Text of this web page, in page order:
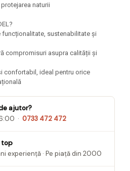
naturii
sustenabilitate și
compromisuri asupra calității și
confortabil, ideal pentru orice
ajutor?
· 0733 472 472
top
experiență · Pe piață din 2000